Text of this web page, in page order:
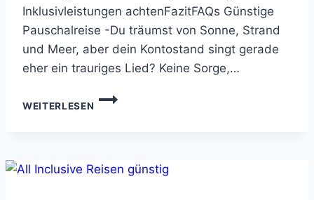
Inklusivleistungen achtenFazitFAQs Günstige
Pauschalreise -Du träumst von Sonne, Strand
und Meer, aber dein Kontostand singt gerade
eher ein trauriges Lied? Keine Sorge,…
WEITERLESEN
GÜNSTIGE
MEER